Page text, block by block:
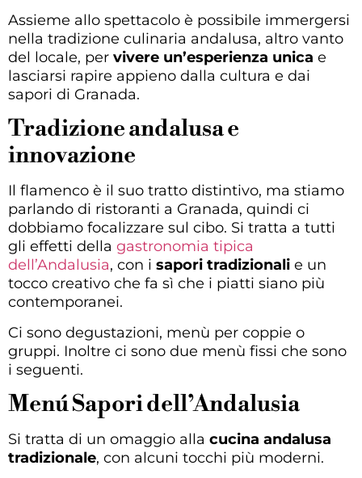
Assieme allo spettacolo è possibile immergersi
nella tradizione culinaria andalusa, altro vanto
del locale, per vivere un’esperienza unica e
lasciarsi rapire appieno dalla cultura e dai
sapori di Granada.
Tradizione andalusa e
innovazione
Il flamenco è il suo tratto distintivo, ma stiamo
parlando di ristoranti a Granada, quindi ci
dobbiamo focalizzare sul cibo. Si tratta a tutti
gli effetti della gastronomia tipica
dell’Andalusia, con i sapori tradizionali e un
tocco creativo che fa sì che i piatti siano più
contemporanei.
Ci sono degustazioni, menù per coppie o
gruppi. Inoltre ci sono due menù fissi che sono
i seguenti.
Menú Sapori dell’Andalusia
Si tratta di un omaggio alla cucina andalusa
tradizionale, con alcuni tocchi più moderni.